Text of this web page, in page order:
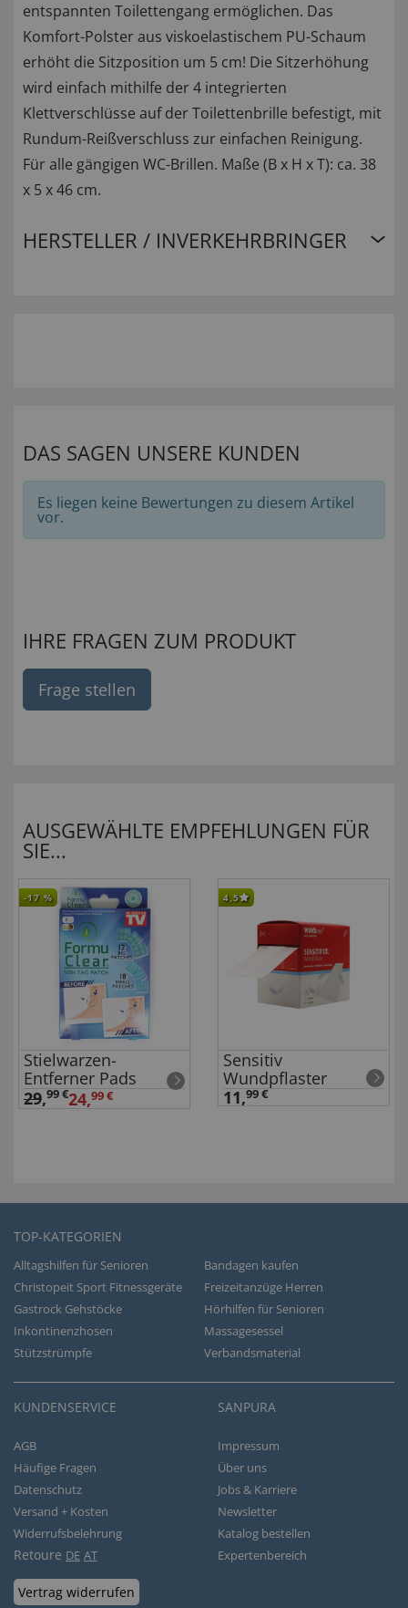
entspannten Toilettengang ermöglichen. Das
Komfort-Polster aus viskoelastischem PU-Schaum
erhöht die Sitzposition um 5 cm! Die Sitzerhöhung
wird einfach mithilfe der 4 integrierten
Klettverschlüsse auf der Toilettenbrille befestigt, mit
Rundum-Reißverschluss zur einfachen Reinigung.
Für alle gängigen WC-Brillen. Maße (B x H x T): ca. 38
x 5 x 46 cm.
HERSTELLER / INVERKEHRBRINGER
DAS SAGEN UNSERE KUNDEN
Es liegen keine Bewertungen zu diesem Artikel
vor.
IHRE FRAGEN ZUM PRODUKT
Frage stellen
AUSGEWÄHLTE EMPFEHLUNGEN FÜR
SIE...
-17 %
Stielwarzen-
Entferner Pads
29,99 €24,99 €
4,5
Sensitiv
Wundpflaster
11,99 €
TOP-KATEGORIEN
Alltagshilfen für Senioren
Bandagen kaufen
Christopeit Sport Fitnessgeräte
Freizeitanzüge Herren
Gastrock Gehstöcke
Hörhilfen für Senioren
Inkontinenzhosen
Massagesessel
Stützstrümpfe
Verbandsmaterial
KUNDENSERVICE
AGB
Häufige Fragen
Datenschutz
Versand + Kosten
Widerrufsbelehrung
Retoure DE AT
Vertrag widerrufen
SANPURA
Impressum
Über uns
Jobs & Karriere
Newsletter
Katalog bestellen
Expertenbereich